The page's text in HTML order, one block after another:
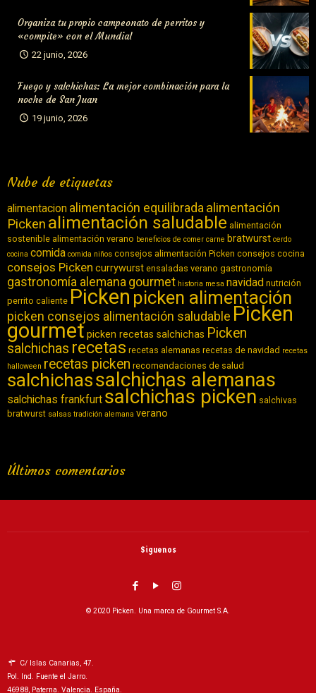
Organiza tu propio campeonato de perritos y
«compite» con el Mundial
22 junio, 2026
Fuego y salchichas: La mejor combinación para la
noche de San Juan
19 junio, 2026
Nube de etiquetas
alimentacion alimentación equilibrada alimentación
Picken alimentación saludable alimentación
sostenible alimentación verano beneficios de comer carne bratwurst cerdo
cocina comida comida niños consejos alimentación Picken consejos cocina
consejos Picken currywurst ensaladas verano gastronomía
gastronomía alemana gourmet historia mesa navidad nutrición
perrito caliente Pickenpicken alimentación
picken consejos alimentación saludable Picken
gourmetpicken recetas salchichas Picken
salchichas recetas recetas alemanas recetas de navidad recetas
halloween recetas picken recomendaciones de salud
salchichassalchichas alemanas
salchichas frankfurt salchichas picken salchivas
bratwurst salsas tradición alemana verano
Últimos comentarios
Siguenos
© 2020 Picken. Una marca de Gourmet S.A.
C/ Islas Canarias, 47.
Pol. Ind. Fuente el Jarro.
46988, Paterna. Valencia. España.